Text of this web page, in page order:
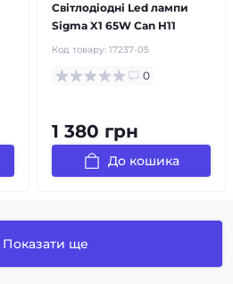
Світлодіодні Led лампи
Sigma X1 65W Can H11
Код товару: 17237-05
0
1 380 грн
До кошика
Показати ще